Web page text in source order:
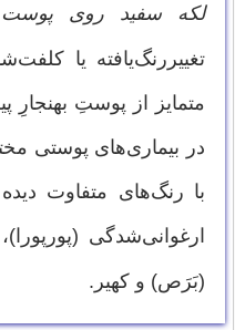
لکه سفید روی پوست
تغییررنگ‌یافته یا
متمایز از پوستِ بهنجارِ
در بیماری‌های پوستی
با رنگ‌های متفاوت
ارغوانی‌شدگی (پورپورا)،
(بَرَص) و کهیر.